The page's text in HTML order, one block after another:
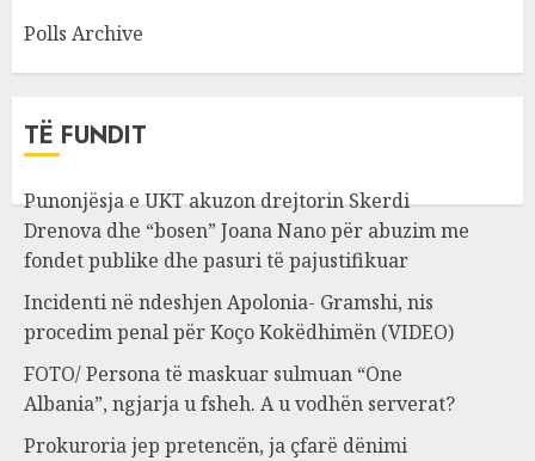
Polls Archive
TË FUNDIT
Punonjësja e UKT akuzon drejtorin Skerdi
Drenova dhe “bosen” Joana Nano për abuzim me
fondet publike dhe pasuri të pajustifikuar
Incidenti në ndeshjen Apolonia- Gramshi, nis
procedim penal për Koço Kokëdhimën (VIDEO)
FOTO/ Persona të maskuar sulmuan “One
Albania”, ngjarja u fsheh. A u vodhën serverat?
Prokuroria jep pretencën, ja çfarë dënimi